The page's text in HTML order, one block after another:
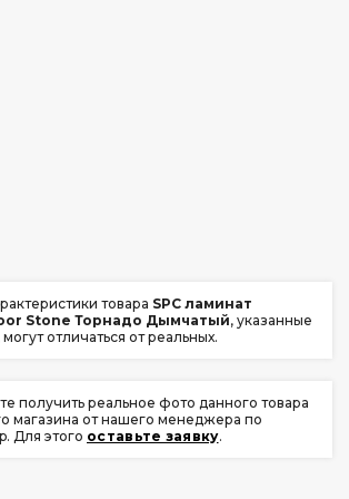
товара SPC ламинат
Stone Торнадо Дымчатый, указанные
отличаться от реальных.
получить реальное фото данного товара
магазина от нашего менеджера по
Для этого оставьте заявку.